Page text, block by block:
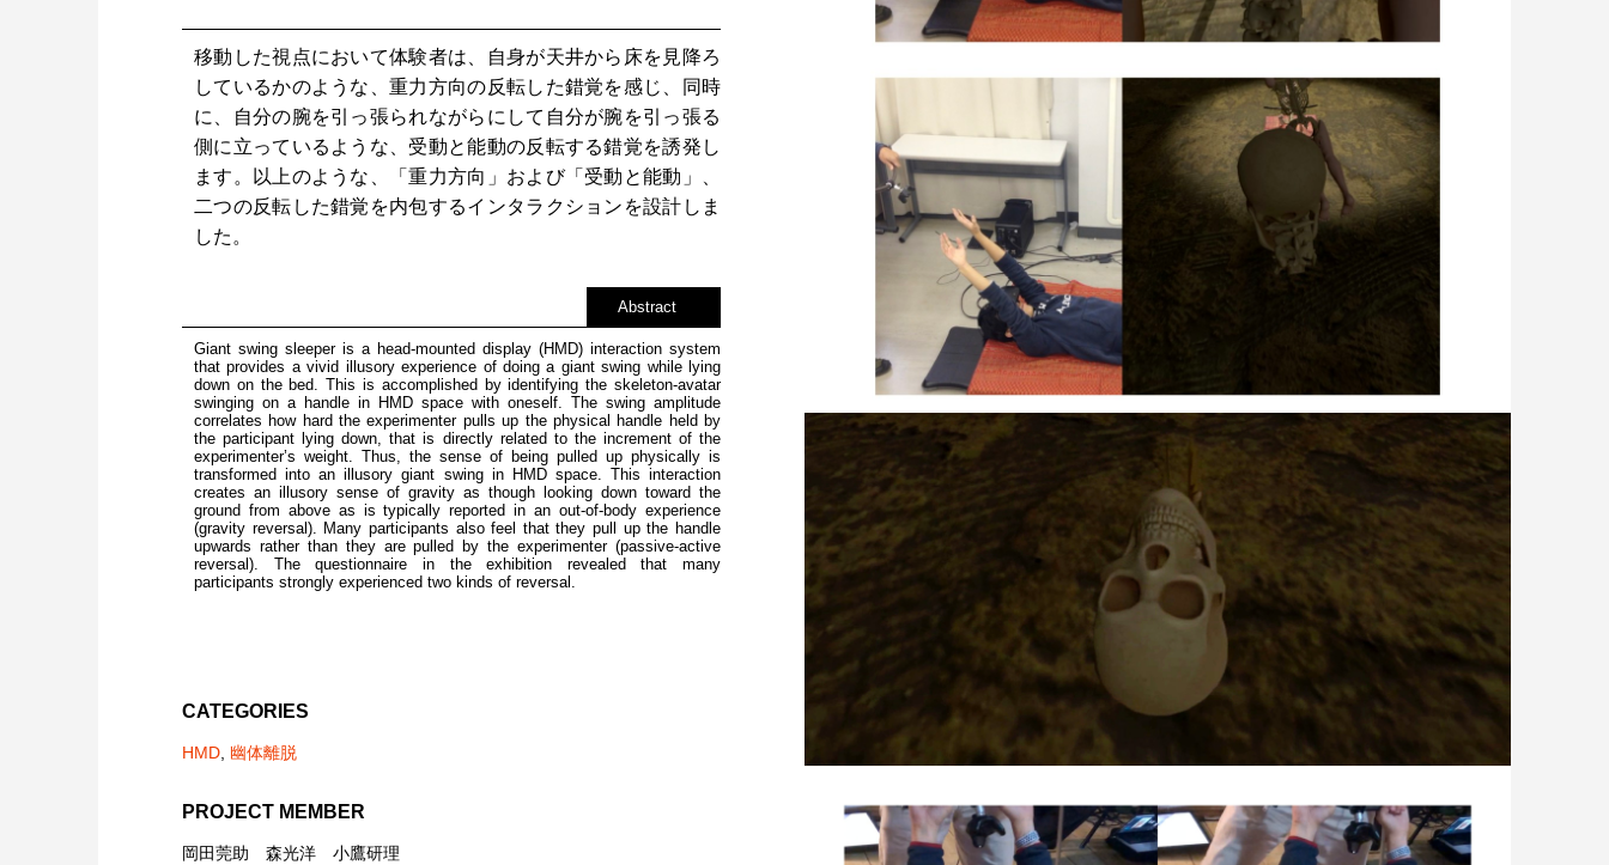
移動した視点において体験者は、自身が天井から床を見降ろ
しているかのような、重力方向の反転した錯覚を感じ、同時
に、自分の腕を引っ張られながらにして自分が腕を引っ張る
側に立っているような、受動と能動の反転する錯覚を誘発し
ます。以上のような、「重力方向」および「受動と能動」、
二つの反転した錯覚を内包するインタラクションを設計しま
した。
Abstract
Giant swing sleeper is a head-mounted display (HMD) interaction system
that provides a vivid illusory experience of doing a giant swing while lying
down on the bed. This is accomplished by identifying the skeleton-avatar
swinging on a handle in HMD space with oneself. The swing amplitude
correlates how hard the experimenter pulls up the physical handle held by
the participant lying down, that is directly related to the increment of the
experimenter’s weight. Thus, the sense of being pulled up physically is
transformed into an illusory giant swing in HMD space. This interaction
creates an illusory sense of gravity as though looking down toward the
ground from above as is typically reported in an out-of-body experience
(gravity reversal). Many participants also feel that they pull up the handle
upwards rather than they are pulled by the experimenter (passive-active
reversal). The questionnaire in the exhibition revealed that many
participants strongly experienced two kinds of reversal.
CATEGORIES
HMD, 幽体離脱
PROJECT MEMBER
岡田莞助 森光洋 小鷹研理